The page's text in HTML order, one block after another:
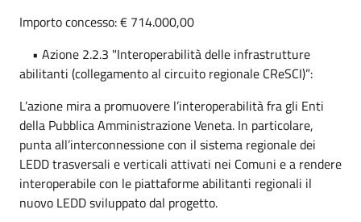
Importo concesso: € 714.000,00
• Azione 2.2.3 "Interoperabilità delle infrastrutture
abilitanti (collegamento al circuito regionale CReSCI)”:
L’azione mira a promuovere l’interoperabilità fra gli Enti
della Pubblica Amministrazione Veneta. In particolare,
punta all’interconnessione con il sistema regionale dei
LEDD trasversali e verticali attivati nei Comuni e a rendere
interoperabile con le piattaforme abilitanti regionali il
nuovo LEDD sviluppato dal progetto.